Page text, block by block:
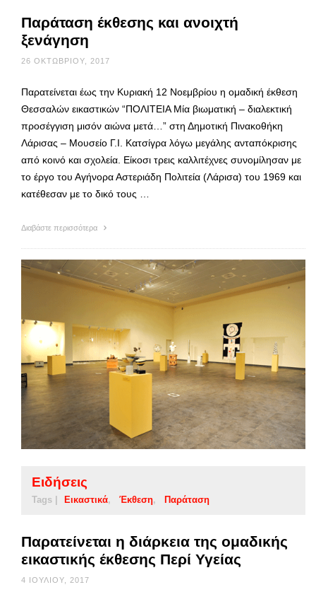
Παράταση έκθεσης και ανοιχτή
ξενάγηση
26 ΟΚΤΩΒΡΊΟΥ, 2017
Παρατείνεται έως την Κυριακή 12 Νοεμβρίου η ομαδική έκθεση
Θεσσαλών εικαστικών “ΠΟΛΙΤΕΙΑ Μία βιωματική – διαλεκτική
προσέγγιση μισόν αιώνα μετά…” στη Δημοτική Πινακοθήκη
Λάρισας – Μουσείο Γ.Ι. Κατσίγρα λόγω μεγάλης ανταπόκρισης
από κοινό και σχολεία. Είκοσι τρεις καλλιτέχνες συνομίλησαν με
το έργο του Αγήνορα Αστεριάδη Πολιτεία (Λάρισα) του 1969 και
κατέθεσαν με το δικό τους …
Διαβάστε περισσότερα
Ειδήσεις
Tags | Εικαστικά Έκθεση Παράταση
Παρατείνεται η διάρκεια της ομαδικής
εικαστικής έκθεσης Περί Υγείας
4 ΙΟΥΛΊΟΥ, 2017